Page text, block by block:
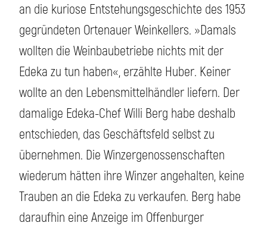
an die kuriose Entstehungsgeschichte des 1953
gegründeten Ortenauer Weinkellers. »Damals
wollten die Weinbaubetriebe nichts mit der
Edeka zu tun haben«, erzählte Huber. Keiner
wollte an den Lebensmittelhändler liefern. Der
damalige Edeka-Chef Willi Berg habe deshalb
entschieden, das Geschäftsfeld selbst zu
übernehmen. Die Winzergenossenschaften
wiederum hätten ihre Winzer angehalten, keine
Trauben an die Edeka zu verkaufen. Berg habe
daraufhin eine Anzeige im Offenburger